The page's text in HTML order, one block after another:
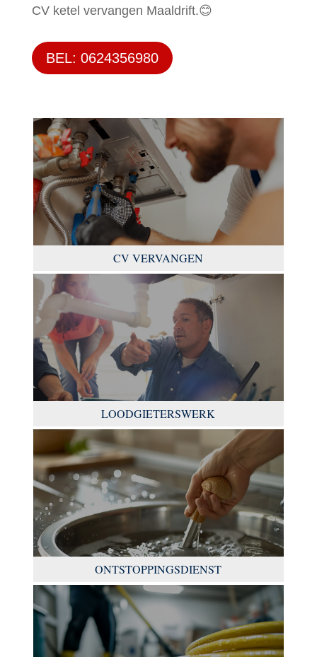
CV ketel vervangen Maaldrift.😊
BEL: 0624356980
CV VERVANGEN
LOODGIETERSWERK
ONTSTOPPINGSDIENST